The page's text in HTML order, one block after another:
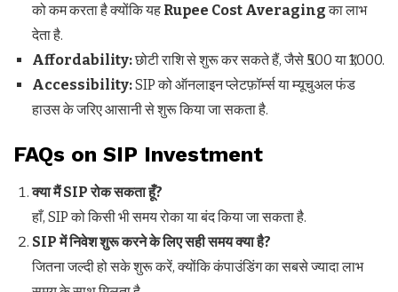
को कम करता है क्योंकि यह Rupee Cost Averagingका लाभ
देता है.
Affordability:छोटी राशि से शुरू कर सकते हैं, जैसे ₹500 या ₹1,000.
Accessibility:SIP को ऑनलाइन प्लेटफ़ॉर्म्स या म्यूचुअल फंड
हाउस के जरिए आसानी से शुरू किया जा सकता है.
FAQs on SIP Investment
क्या मैंSIPरोक सकता हूँ?
हाँ, SIP को किसी भी समय रोका या बंद किया जा सकता है.
SIPमें निवेश शुरू करने के लिए सही समय क्या है?
जितना जल्दी हो सके शुरू करें, क्योंकि कंपाउंडिंग का सबसे ज्यादा लाभ